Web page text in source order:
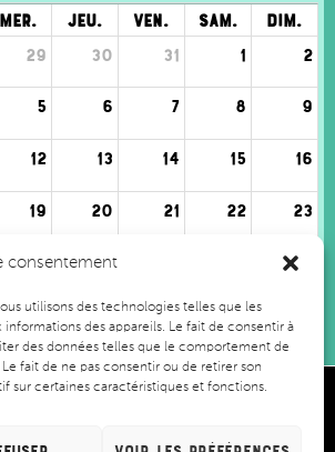
consentement
utilisons des technologies telles que les
des appareils. Le fait de consentir à
des données telles que le comportement de
fait de ne pas consentir ou de retirer son
sur certaines caractéristiques et fonctions.
mer. jeu. ven. sam.
dim.
29 30 31 1 2
5 6 7 8 9
12 13 14 15 16
19 20 21 22 23
26 27 30
2 3 4 5